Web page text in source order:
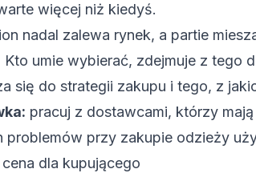
więcej niż kiedyś.
nadal zalewa rynek, a partie
Kto umie wybierać, zdejmuje z tego
się do strategii zakupu i tego, z
pracuj z dostawcami, którzy
problemów przy zakupie odzieży
dla kupującego